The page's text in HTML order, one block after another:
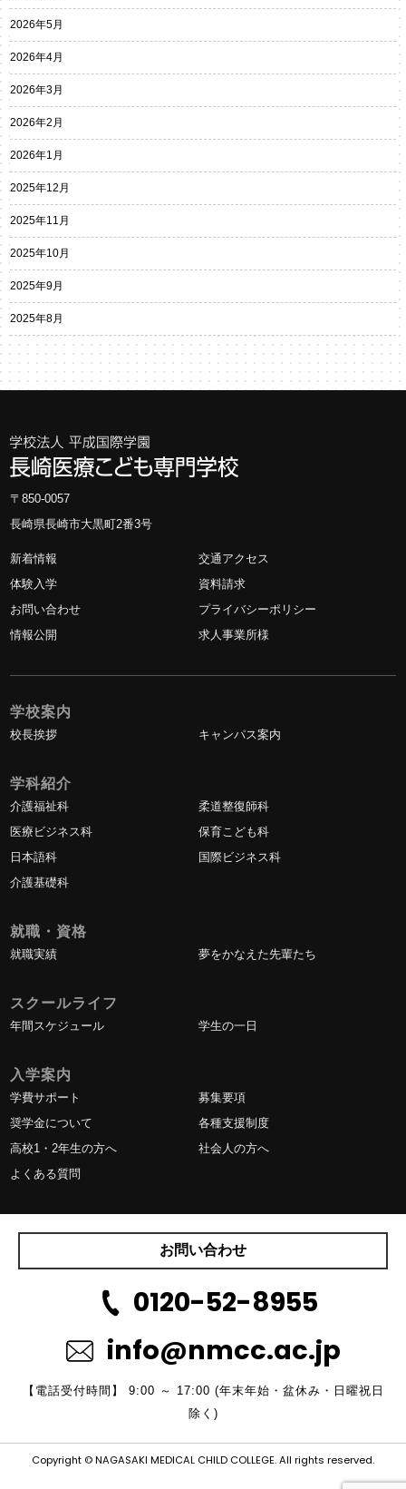
2026年5月
2026年4月
2026年3月
2026年2月
2026年1月
2025年12月
2025年11月
2025年10月
2025年9月
2025年8月
〒850-0057
長崎県長崎市大黒町2番3号
新着情報
交通アクセス
体験入学
資料請求
お問い合わせ
プライバシーポリシー
情報公開
求人事業所様
学校案内
校長挨拶 キャンパス案内
学科紹介
介護福祉科
柔道整復師科
医療ビジネス科
保育こども科
日本語科
国際ビジネス科
介護基礎科
就職・資格
就職実績 夢をかなえた先輩たち
スクールライフ
年間スケジュール 学生の一日
入学案内
学費サポート
募集要項
奨学金について
各種支援制度
高校1・2年生の方へ
社会人の方へ
よくある質問
お問い合わせ
0120-52-8955
info@nmcc.ac.jp
【電話受付時間】 9:00 ～ 17:00 (年末年始・盆休み・日曜祝日
除く)
Copyright © NAGASAKI MEDICAL CHILD COLLEGE. All rights reserved.